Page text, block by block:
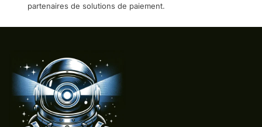
partenaires de solutions de paiement.